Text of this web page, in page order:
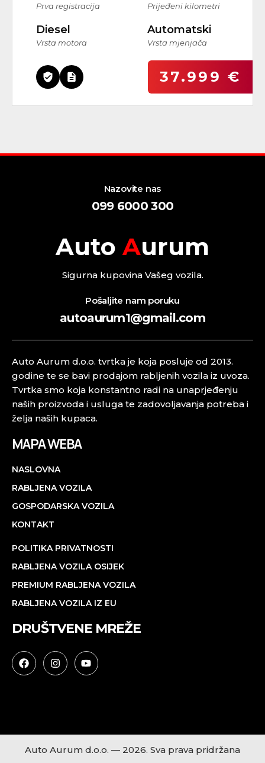
Prva registracija Prijeđeni kilometri
Diesel
Vrsta motora
Automatski
Vrsta mjenjača
37.999 €
Nazovite nas
099 6000 300
AutoAurum
Sigurna kupovina Vašeg vozila.
Pošaljite nam poruku
autoaurum1@gmail.com
Auto Aurum d.o.o. tvrtka je koja posluje od 2013.
godine te se bavi prodajom rabljenih vozila iz uvoza.
Tvrtka smo koja konstantno radi na unaprjeđenju
naših proizvoda i usluga te zadovoljavanja potreba i
želja naših kupaca.
MAPA WEBA
NASLOVNA
RABLJENA VOZILA
GOSPODARSKA VOZILA
KONTAKT
POLITIKA PRIVATNOSTI
RABLJENA VOZILA OSIJEK
PREMIUM RABLJENA VOZILA
RABLJENA VOZILA IZ EU
DRUŠTVENE MREŽE
Auto Aurum d.o.o. — 2026. Sva prava pridržana